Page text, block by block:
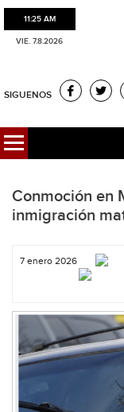
11:25 AM
VIE. 7.8.2026
SIGUENOS
Conmoción en
inmigración
7 enero 2026